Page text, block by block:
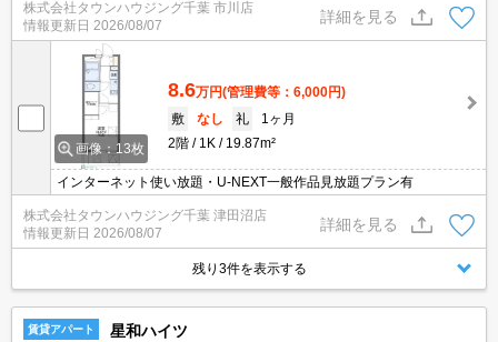
株式会社タウンハウジング千葉 市川店
情報更新日 2026/08/07
詳細を見る
画像：13枚
8.6万円(管理費等：6,000円)
敷
なし 礼
1ヶ月
2階
1K 19.87m²
インターネット使い放題・U-NEXT一般作品見放題プラン有
株式会社タウンハウジング千葉 津田沼店
情報更新日 2026/08/07
詳細を見る
残り3件を表示する
賃貸アパート 星和ハイツ